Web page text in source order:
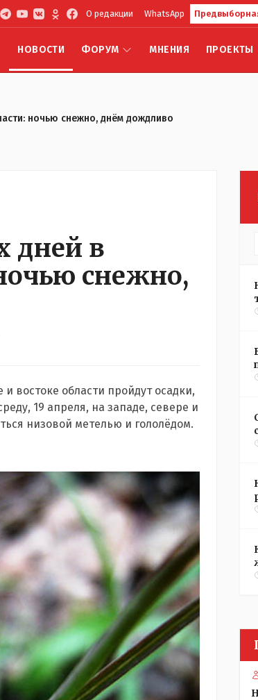
О редакции WhatsApp
НОВОСТИ ФОРУМ МНЕНИЯ ПРОЕКТЫ
ночью снежно, днём дождливо
дней в
снежно,
востоке области пройдут осадки,
19 апреля, на западе, севере и
низовой метелью и гололёдом.